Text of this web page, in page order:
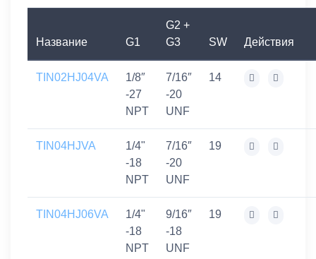
Название G1
G2 +
G3
SW Действия
TIN02HJ04VA
1/8″
-27
NPT
7/16″
-20
UNF
14
TIN04HJVA
1/4"
-18
NPT
7/16″
-20
UNF
19
TIN04HJ06VA
1/4"
-18
NPT
9/16″
-18
UNF
19